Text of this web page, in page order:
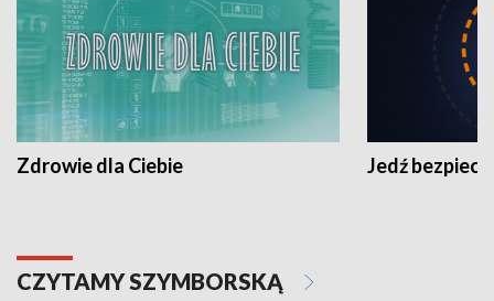
Zdrowie dla Ciebie Jedź
CZYTAMY SZYMBORSKĄ